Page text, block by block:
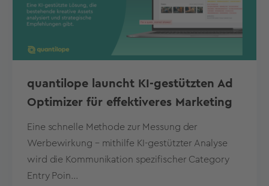
quantilope launcht KI-gestützten Ad
Optimizer für effektiveres Marketing
Eine schnelle Methode zur Messung der
Werbewirkung – mithilfe KI-gestützter Analyse
wird die Kommunikation spezifischer Category
Entry Poin...